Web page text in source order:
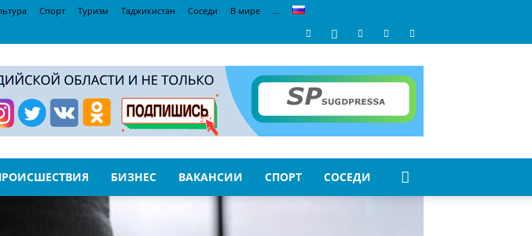
Спорт Туризм Таджикистан Соседи В мире …
БИЗНЕС ВАКАНСИИ СПОРТ СОСЕДИ